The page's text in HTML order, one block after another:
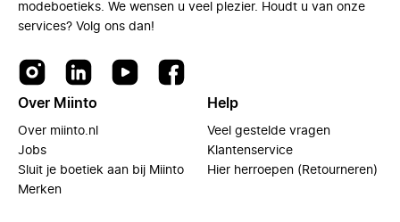
modeboetieks. We wensen u veel plezier. Houdt u van onze
services? Volg ons dan!
Over Miinto
Over miinto.nl
Jobs
Sluit je boetiek aan bij Miinto
Merken
Help
Veel gestelde vragen
Klantenservice
Hier herroepen (Retourneren)